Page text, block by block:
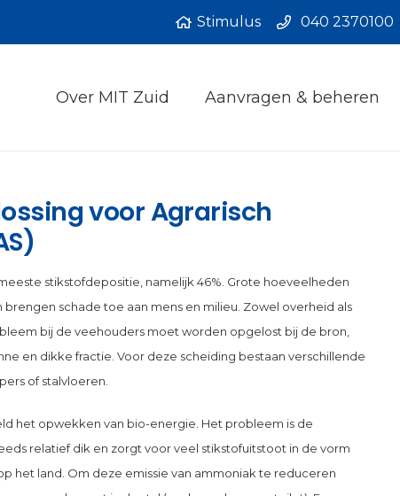
Stimulus 040 2370100
Over MIT Zuid Aanvragen & beheren
voor Agrarisch
stikstofdepositie, namelijk 46%. Grote hoeveelheden
schade toe aan mens en milieu. Zowel overheid als
bij de veehouders moet worden opgelost bij de bron,
en dikke fractie. Voor deze scheiding bestaan verschillende
of stalvloeren.
het opwekken van bio-energie. Het probleem is de
relatief dik en zorgt voor veel stikstofuitstoot in de vorm
het land. Om deze emissie van ammoniak te reduceren